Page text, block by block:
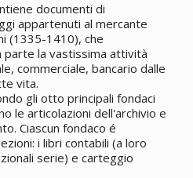
documenti di
appartenuti al mercante
(1335-1410), che
parte la vastissima attività
commerciale, bancario dalle
vita.
gli otto principali fondaci
le articolazioni dell'archivio e
Ciascun fondaco é
i libri contabili (a loro
serie) e carteggio